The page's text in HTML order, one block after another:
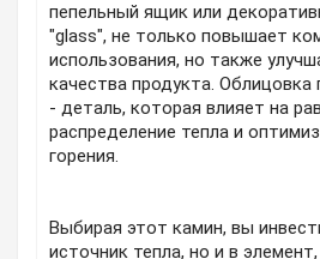
пепельный ящик или
"glass", не только повышает
использования, но также
качества продукта. Облицовка
- деталь, которая влияет на
распределение тепла и
горения.
Выбирая этот камин, вы
источник тепла, но и в